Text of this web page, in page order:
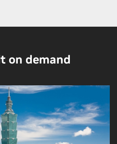
on demand